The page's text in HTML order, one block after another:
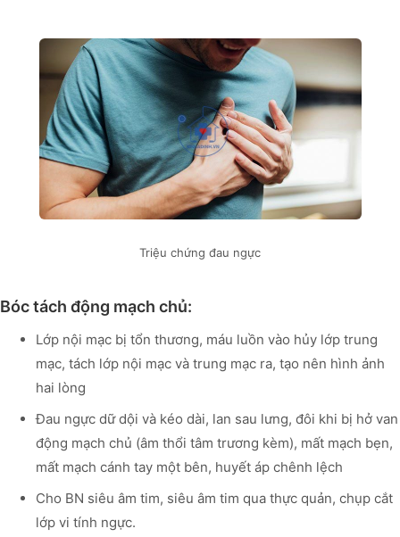
Triệu chứng đau ngực
Bóc tách động mạch chủ:
Lớp nội mạc bị tổn thương, máu luồn vào hủy lớp trung
mạc, tách lớp nội mạc và trung mạc ra, tạo nên hình ảnh
hai lòng
Đau ngực dữ dội và kéo dài, lan sau lưng, đôi khi bị hở van
động mạch chủ (âm thổi tâm trương kèm), mất mạch bẹn,
mất mạch cánh tay một bên, huyết áp chênh lệch
Cho BN siêu âm tim, siêu âm tim qua thực quản, chụp cắt
lớp vi tính ngực.